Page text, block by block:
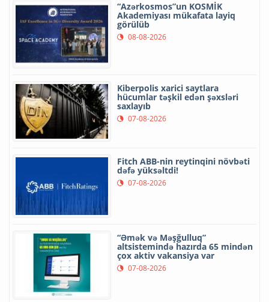
“Azərkosmos”un KOSMİK
Akademiyası mükafata layiq
görülüb
08-08-2026
Kiberpolis xarici saytlara
hücumlar təşkil edən şəxsləri
saxlayıb
07-08-2026
Fitch ABB-nin reytinqini növbəti
dəfə yüksəltdi!
07-08-2026
“Əmək və Məşğulluq”
altsistemində hazırda 65 mindən
çox aktiv vakansiya var
07-08-2026